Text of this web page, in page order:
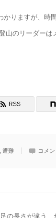
りますが、時
山のリーダー
RSS
, 遭難 コメ
足の長さが違う